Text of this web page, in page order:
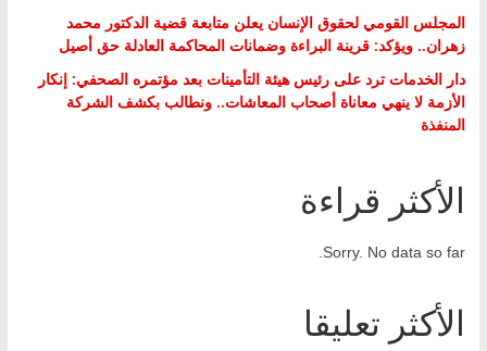
المجلس القومي لحقوق الإنسان يعلن متابعة قضية الدكتور محمد
زهران.. ويؤكد: قرينة البراءة وضمانات المحاكمة العادلة حق أصيل
دار الخدمات ترد على رئيس هيئة التأمينات بعد مؤتمره الصحفي: إنكار
الأزمة لا ينهي معاناة أصحاب المعاشات.. ونطالب بكشف الشركة
المنفذة
الأكثر قراءة
Sorry. No data so far.
الأكثر تعليقا